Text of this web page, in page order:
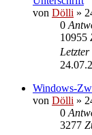
von Dölli »
0
10955
Windows-
von Dölli »
0
3277